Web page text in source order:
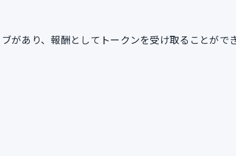
があり、報酬としてトークンを受け取ることがで